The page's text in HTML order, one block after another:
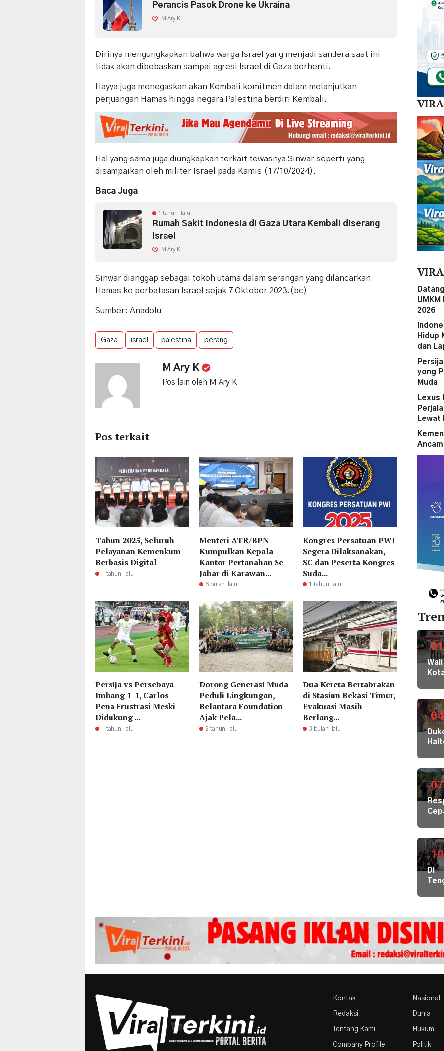
Perancis Pasok Drone ke Ukraina
M Ary K
Dirinya mengungkapkan bahwa warga Israel yang menjadi sandera saat ini
tidak akan dibebaskan sampai agresi Israel di Gaza berhenti.
Hayya juga menegaskan akan Kembali komitmen dalam melanjutkan
perjuangan Hamas hingga negara Palestina berdiri Kembali.
Hal yang sama juga diungkapkan terkait tewasnya Sinwar seperti yang
disampaikan oleh militer Israel pada Kamis (17/10/2024).
Baca Juga
1 tahun lalu
Rumah Sakit Indonesia di Gaza Utara Kembali diserang
Israel
M Ary K
Sinwar dianggap sebagai tokoh utama dalam serangan yang dilancarkan
Hamas ke perbatasan Israel sejak 7 Oktober 2023.(bc)
Sumber: Anadolu
Gaza israel palestina perang
M Ary K
Pos lain oleh M Ary K
Pos terkait
Tahun 2025, Seluruh
Pelayanan Kemenkum
Berbasis Digital
1 tahun lalu
Menteri ATR/BPN
Kumpulkan Kepala
Kantor Pertanahan Se-
Jabar di Karawan...
6 bulan lalu
Kongres Persatuan PWI
Segera Dilaksanakan,
SC dan Peserta Kongres
Suda...
1 tahun lalu
Persija vs Persebaya
Imbang 1-1, Carlos
Pena Frustrasi Meski
Didukung ...
1 tahun lalu
Dorong Generasi Muda
Peduli Lingkungan,
Belantara Foundation
Ajak Pela...
2 tahun lalu
Dua Kereta Bertabrakan
di Stasiun Bekasi Timur,
Evakuasi Masih
Berlang...
3 bulan lalu
2026
Hidup
dan
yong
Muda
Lexus
Lewat
01
Wali
Kota
ke
RI
04
Suku
di
30
07
di
Tim
10
Di
Kirim
Ilmu
Pare
Kontak
Redaksi
Tentang Kami
Company Profile
Nasional
Dunia
Hukum
Politik